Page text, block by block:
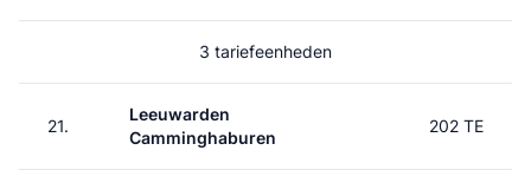
3 tariefeenheden
21.
Leeuwarden
Camminghaburen
202 TE